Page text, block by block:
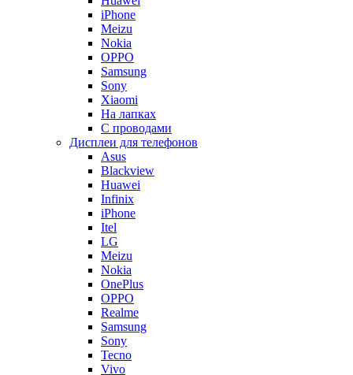
iPhone
Meizu
Nokia
OPPO
Samsung
Sony
Xiaomi
На лапках
С проводами
Дисплеи для телефонов
Asus
Blackview
Huawei
Infinix
iPhone
Itel
LG
Meizu
Nokia
OnePlus
OPPO
Realme
Samsung
Sony
Tecno
Vivo